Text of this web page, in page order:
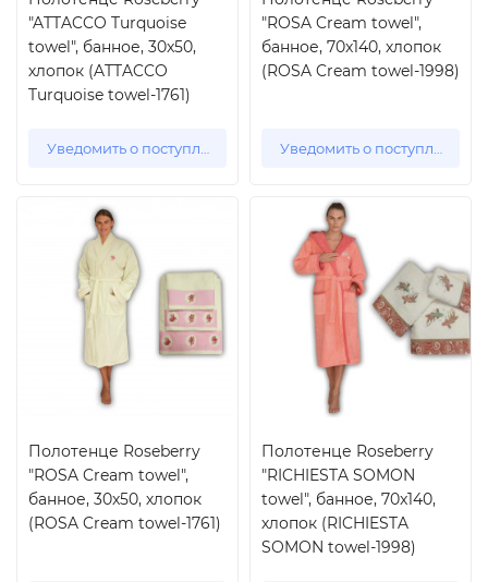
"ATTACCO Turquoise
towel", банное, 30x50,
хлопок (ATTACCO
Turquoise towel-1761)
Уведомить о поступлении
"ROSA Cream towel",
банное, 70x140, хлопок
(ROSA Cream towel-1998)
Уведомить о поступлении
Полотенце Roseberry
"ROSA Cream towel",
банное, 30x50, хлопок
(ROSA Cream towel-1761)
Полотенце Roseberry
"RICHIESTA SOMON
towel", банное, 70x140,
хлопок (RICHIESTA
SOMON towel-1998)